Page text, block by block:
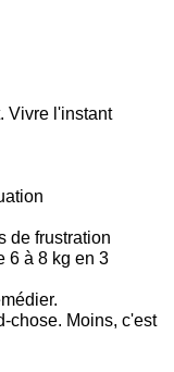
Vivre l'instant
de frustration
6 à 8 kg en 3
chose. Moins, c'est